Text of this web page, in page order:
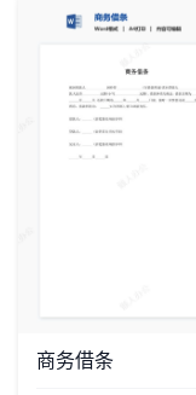
商务借条